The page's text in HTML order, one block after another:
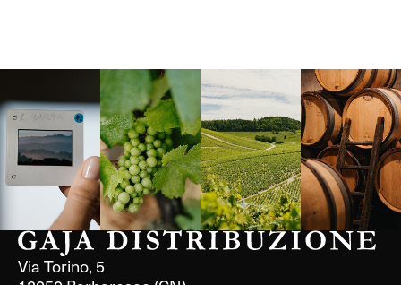
Borgogna,
Francia
Borgogna,
Francia
Instagram
Via Torino, 5